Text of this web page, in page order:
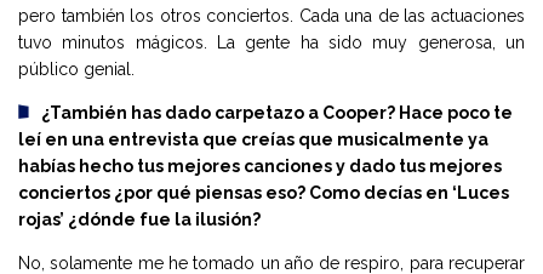
pero también los otros conciertos. Cada una de las actuaciones
tuvo minutos mágicos. La gente ha sido muy generosa, un
público genial.
¿También has dado carpetazo a Cooper? Hace poco te
leí en una entrevista que creías que musicalmente ya
habías hecho tus mejores canciones y dado tus mejores
conciertos ¿por qué piensas eso? Como decías en ‘Luces
rojas’ ¿dónde fue la ilusión?
No, solamente me he tomado un año de respiro, para recuperar